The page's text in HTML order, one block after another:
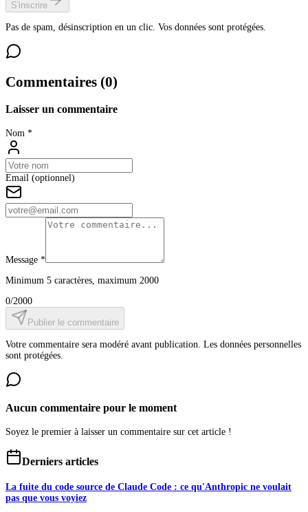
S'inscrire
Pas de spam, désinscription en un clic. Vos données sont protégées.
Commentaires (0)
Laisser un commentaire
Nom *
Email (optionnel)
Message *
Minimum 5 caractères, maximum 2000
0/2000
Publier le commentaire
Votre commentaire sera modéré avant publication. Les données personnelles
sont protégées.
Aucun commentaire pour le moment
Soyez le premier à laisser un commentaire sur cet article !
Derniers articles
La fuite du code source de Claude Code : ce qu'Anthropic ne voulait
pas que vous voyiez